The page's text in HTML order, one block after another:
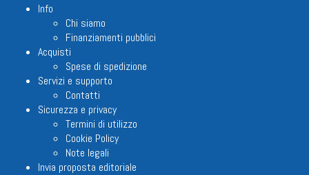
Info
Chi siamo
Finanziamenti pubblici
Acquisti
Spese di spedizione
Servizi e supporto
Contatti
Sicurezza e privacy
Termini di utilizzo
Cookie Policy
Note legali
Invia proposta editoriale